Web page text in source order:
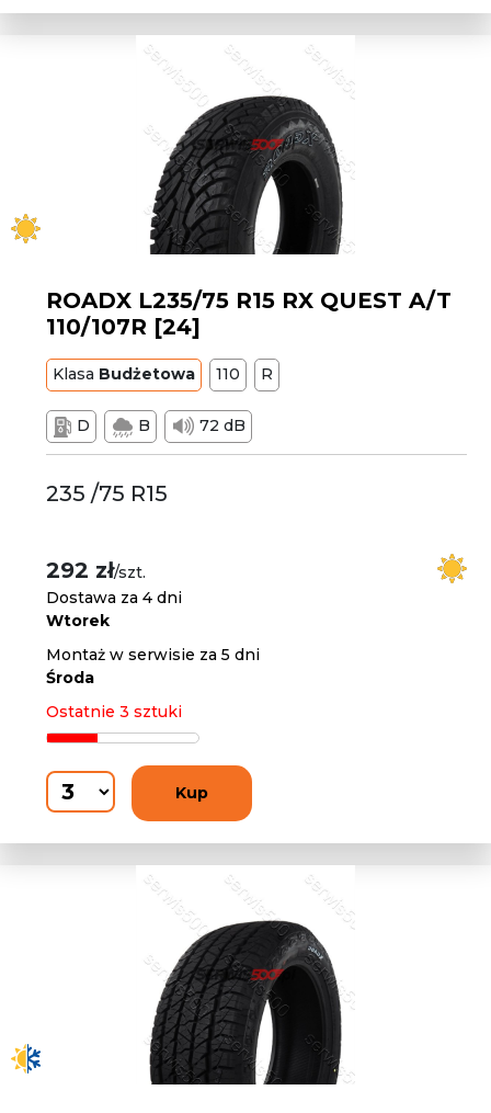
ROADX L235/75 R15 RX QUEST A/T
110/107R [24]
Klasa Budżetowa 110 R
D B 72 dB
235 /75 R15
292 zł/szt.
Dostawa za 4 dni
Wtorek
Montaż w serwisie za 5 dni
Środa
Ostatnie 3 sztuki
Kup